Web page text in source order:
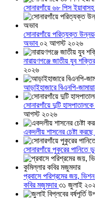
সোনারগাঁয়ে ৬৮ পিস
সোনারগাঁয়ে পরিত্যক্ত
অভাব ০২ আগস্ট ২০২৬
নারায়ণগঞ্জে জাতীয় যুব
২০২৬
আড়াইহাজারে বিএনপি-
সোনারগাঁয়ে দুটি
আগস্ট ২০২৬
একদলীয় শাসনের চেষ্টা
সোনারগাঁয়ে পুকুরের
প্রবাসে পরিশ্রমের জয়,
কবির মজুমদার৩১ জুলাই